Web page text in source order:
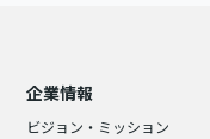
企業情報
ビジョン・ミッション